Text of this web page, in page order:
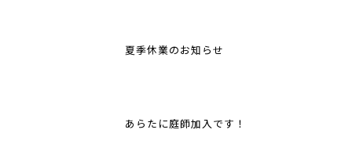
夏季休業のお知らせ
あらたに庭師加入です！